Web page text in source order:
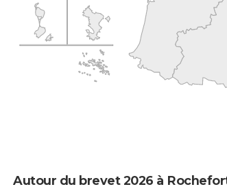
Autour du brevet 2026 à